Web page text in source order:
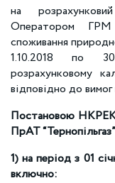
на
Оператором ГРМ
споживання
1.10.2018 по
розрахунковому
відповідно до
Постановою
ПрАТ
1) на період з 01
включно: